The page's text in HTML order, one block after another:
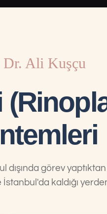
Dr. Ali Kuşçu
dışında görev
kaldığı